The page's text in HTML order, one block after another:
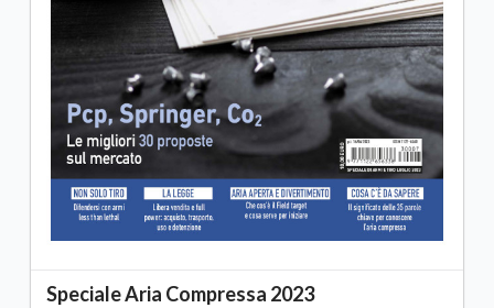
Speciale Aria Compressa 2023